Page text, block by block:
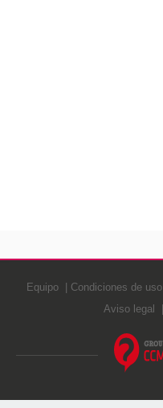
Equipo Condiciones de uso
Aviso legal